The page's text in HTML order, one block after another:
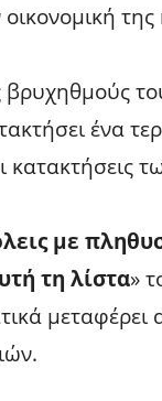
ένα
κατακτήσεις
με
τη λίστα»
μεταφέρει